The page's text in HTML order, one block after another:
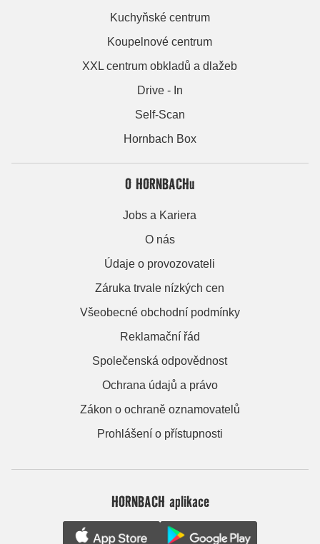
Kuchyňské centrum
Koupelnové centrum
XXL centrum obkladů a dlažeb
Drive - In
Self-Scan
Hornbach Box
O HORNBACHu
Jobs a Kariera
O nás
Údaje o provozovateli
Záruka trvale nízkých cen
Všeobecné obchodní podmínky
Reklamační řád
Společenská odpovědnost
Ochrana údajů a právo
Zákon o ochraně oznamovatelů
Prohlášení o přístupnosti
HORNBACH aplikace